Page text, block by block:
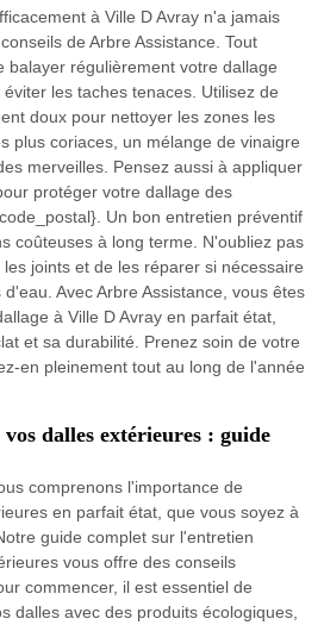
à Ville D Avray n'a jamais
de Arbre Assistance. Tout
balayer régulièrement votre dallage
les taches tenaces. Utilisez de
doux pour nettoyer les zones les
plus coriaces, un mélange de vinaigre
merveilles. Pensez aussi à appliquer
protéger votre dallage des
Un bon entretien préventif
coûteuses à long terme. N'oubliez pas
joints et de les réparer si nécessaire
Avec Arbre Assistance, vous êtes
à Ville D Avray en parfait état,
et sa durabilité. Prenez soin de votre
en pleinement tout au long de l'année
dalles extérieures : guide
comprenons l'importance de
en parfait état, que vous soyez à
guide complet sur l'entretien
vous offre des conseils
commencer, il est essentiel de
dalles avec des produits écologiques,